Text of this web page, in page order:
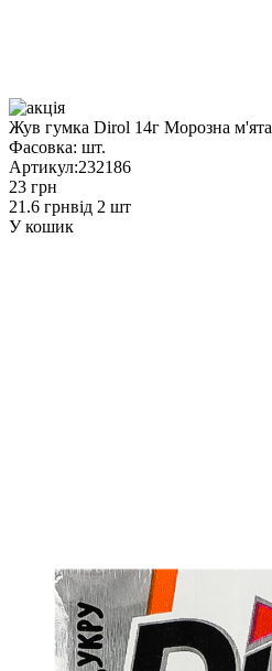
Жув гумка Dirol 14г Морозна м'ята
Фасовка: шт.
Артикул:232186
23 грн
21.6 грнвід 2 шт
У кошик